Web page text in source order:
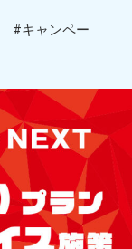
#キャンペー